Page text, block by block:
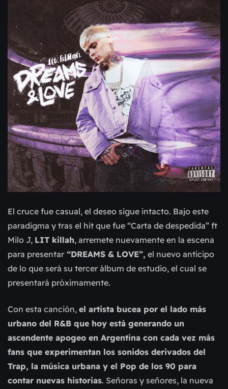
El cruce fue casual, el deseo sigue intacto. Bajo este
paradigma y tras el hit que fue “Carta de despedida” ft
Milo J, LIT killah, arremete nuevamente en la escena
para presentar “DREAMS & LOVE”, el nuevo anticipo
de lo que será su tercer álbum de estudio, el cual se
presentará próximamente.
Con esta canción, el artista bucea por el lado más
urbano del R&B que hoy está generando un
ascendente apogeo en Argentina con cada vez más
fans que experimentan los sonidos derivados del
Trap, la música urbana y el Pop de los 90 para
contar nuevas historias. Señoras y señores, la nueva